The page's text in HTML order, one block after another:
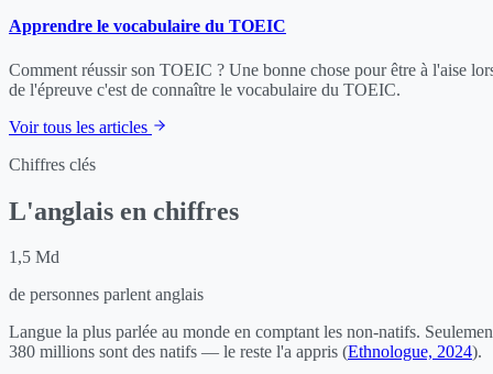
Apprendre le vocabulaire du TOEIC
Comment réussir son TOEIC ? Une bonne chose pour être à l'aise
de l'épreuve c'est de connaître le vocabulaire du TOEIC.
Voir tous les articles
Chiffres clés
L'anglais en chiffres
1,5 Md
de personnes parlent anglais
Langue la plus parlée au monde en comptant les non-natifs.
380 millions sont des natifs — le reste l'a appris (Ethnologue, 2024).